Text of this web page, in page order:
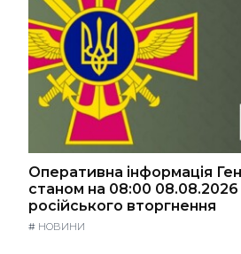
Оперативна інформація
станом на 08:00
російського вторгнення
# НОВИНИ